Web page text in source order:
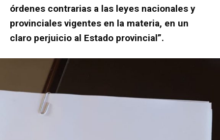
órdenes contrarias a las leyes nacionales y
provinciales vigentes en la materia, en un
claro perjuicio al Estado provincial”.